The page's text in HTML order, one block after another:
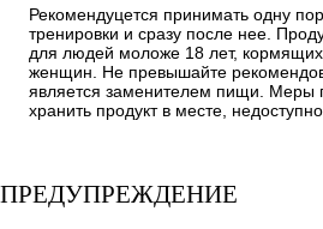
Рекомендуцется принимать одну
тренировки и сразу после нее.
для людей моложе 18 лет,
женщин. Не превышайте
является заменителем пищи. Меры
хранить продукт в месте,
ПРЕДУПРЕЖДЕНИЕ